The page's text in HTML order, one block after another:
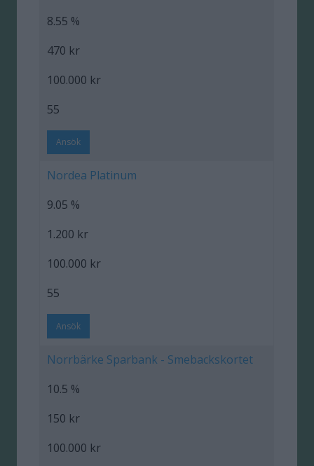
8.55 %
470 kr
100.000 kr
55
Ansök
Nordea Platinum
9.05 %
1.200 kr
100.000 kr
55
Ansök
Norrbärke Sparbank - Smebackskortet
10.5 %
150 kr
100.000 kr